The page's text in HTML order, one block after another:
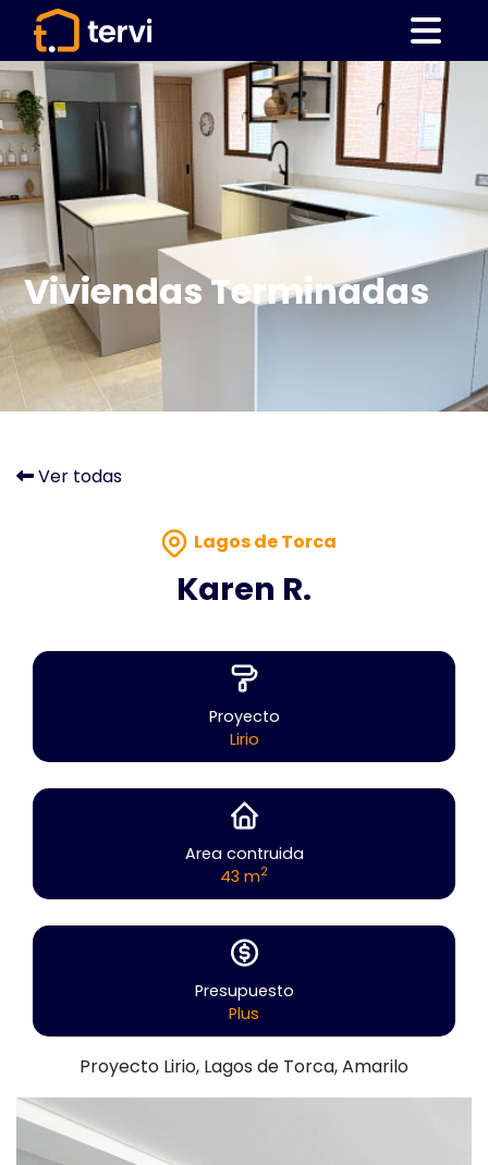
Viviendas Terminadas
Ver todas
Lagos de Torca
Karen R.
Proyecto
Lirio
Area contruida
43 m2
Presupuesto
Plus
Proyecto Lirio, Lagos de Torca, Amarilo